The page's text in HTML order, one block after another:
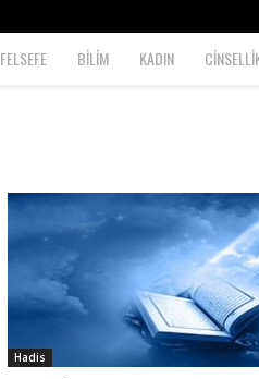
FELSEFE BİLİM KADIN
Hadis